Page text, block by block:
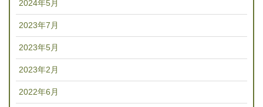
2024年5月
2023年7月
2023年5月
2023年2月
2022年6月